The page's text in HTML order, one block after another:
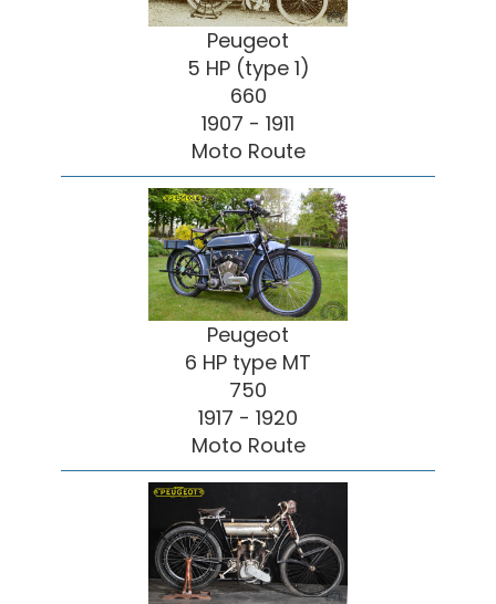
Peugeot
5 HP (type 1)
660
1907 - 1911
Moto Route
Peugeot
6 HP type MT
750
1917 - 1920
Moto Route